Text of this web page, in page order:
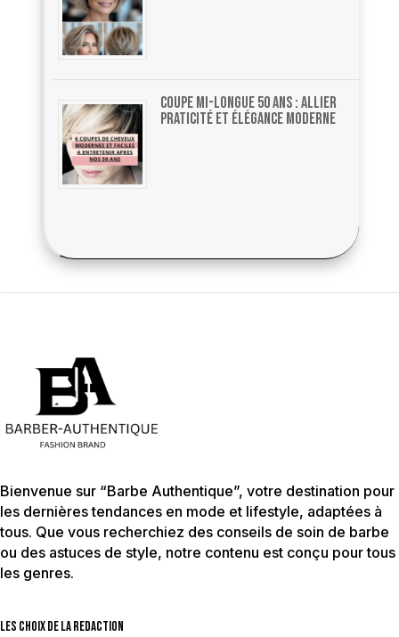
Coupe mi-longue 50 ans : allier
praticité et élégance moderne
Bienvenue sur “Barbe Authentique”, votre destination pour
les dernières tendances en mode et lifestyle, adaptées à
tous. Que vous recherchiez des conseils de soin de barbe
ou des astuces de style, notre contenu est conçu pour tous
les genres.
Les choix de la redaction